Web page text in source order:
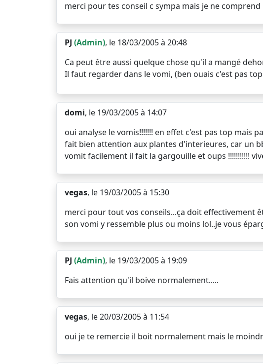
merci pour tes conseil c sympa mais je ne
PJ (Admin), le 18/03/2005 à 20:48
Ca peut être aussi quelque chose qu'il a mangé
Il faut regarder dans le vomi, (ben ouais c'est pas
domi, le 19/03/2005 à 14:07
oui analyse le vomis!!!!!!! en effet c'est pas top
fait bien attention aux plantes d'interieures, car un
vomit facilement il fait la gargouille et oups !!!!!!!!!!!
vegas, le 19/03/2005 à 15:30
merci pour tout vos conseils...ça doit effectivement
son vomi y ressemble plus ou moins lol..je vous
PJ (Admin), le 19/03/2005 à 19:09
Fais attention qu'il boive normalement.....
vegas, le 20/03/2005 à 11:54
oui je te remercie il boit normalement mais le